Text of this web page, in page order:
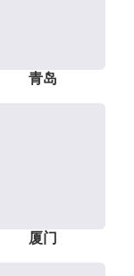
青岛
厦门